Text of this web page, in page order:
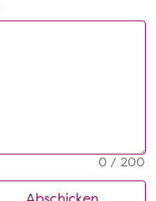
0 / 200